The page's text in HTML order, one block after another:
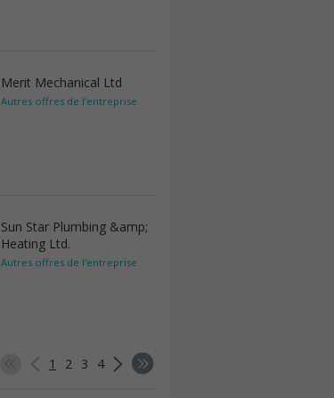
Merit Mechanical Ltd
Autres offres de l'entreprise
Sun Star Plumbing &amp;
Heating Ltd.
Autres offres de l'entreprise
1 2 3 4